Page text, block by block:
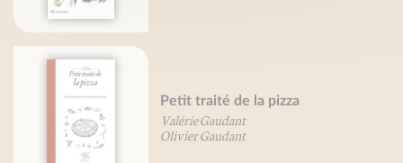
Petit traité de la pizza
Valérie Gaudant
Olivier Gaudant